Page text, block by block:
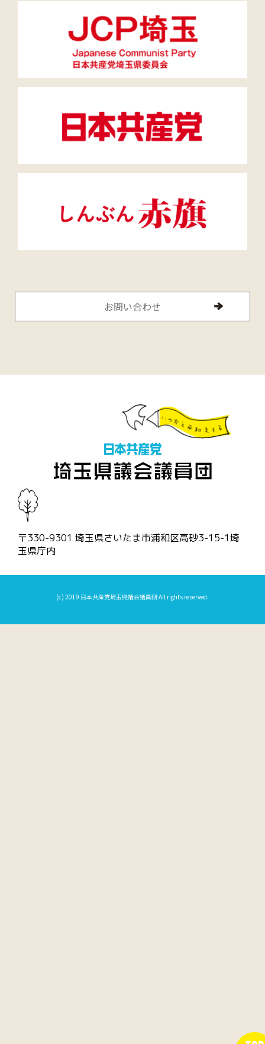
〒330-9301 埼玉県さいたま市浦和区高砂3-15-1埼
玉県庁内
お問い合わせ
(c) 2019 日本共産党埼玉県議会議員団 All rights reserved.